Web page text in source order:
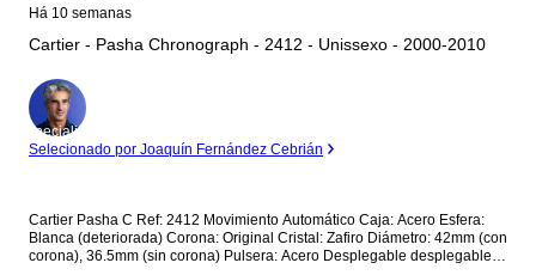
Há 10 semanas
Cartier - Pasha Chronograph - 2412 - Unissexo - 2000-2010
Especialista
Selecionado por Joaquín Fernández Cebrián
Cartier Pasha C Ref: 2412 Movimiento Automático Caja: Acero Esfera:
Blanca (deteriorada) Corona: Original Cristal: Zafiro Diámetro: 42mm (con
corona), 36.5mm (sin corona) Pulsera: Acero Desplegable desplegable